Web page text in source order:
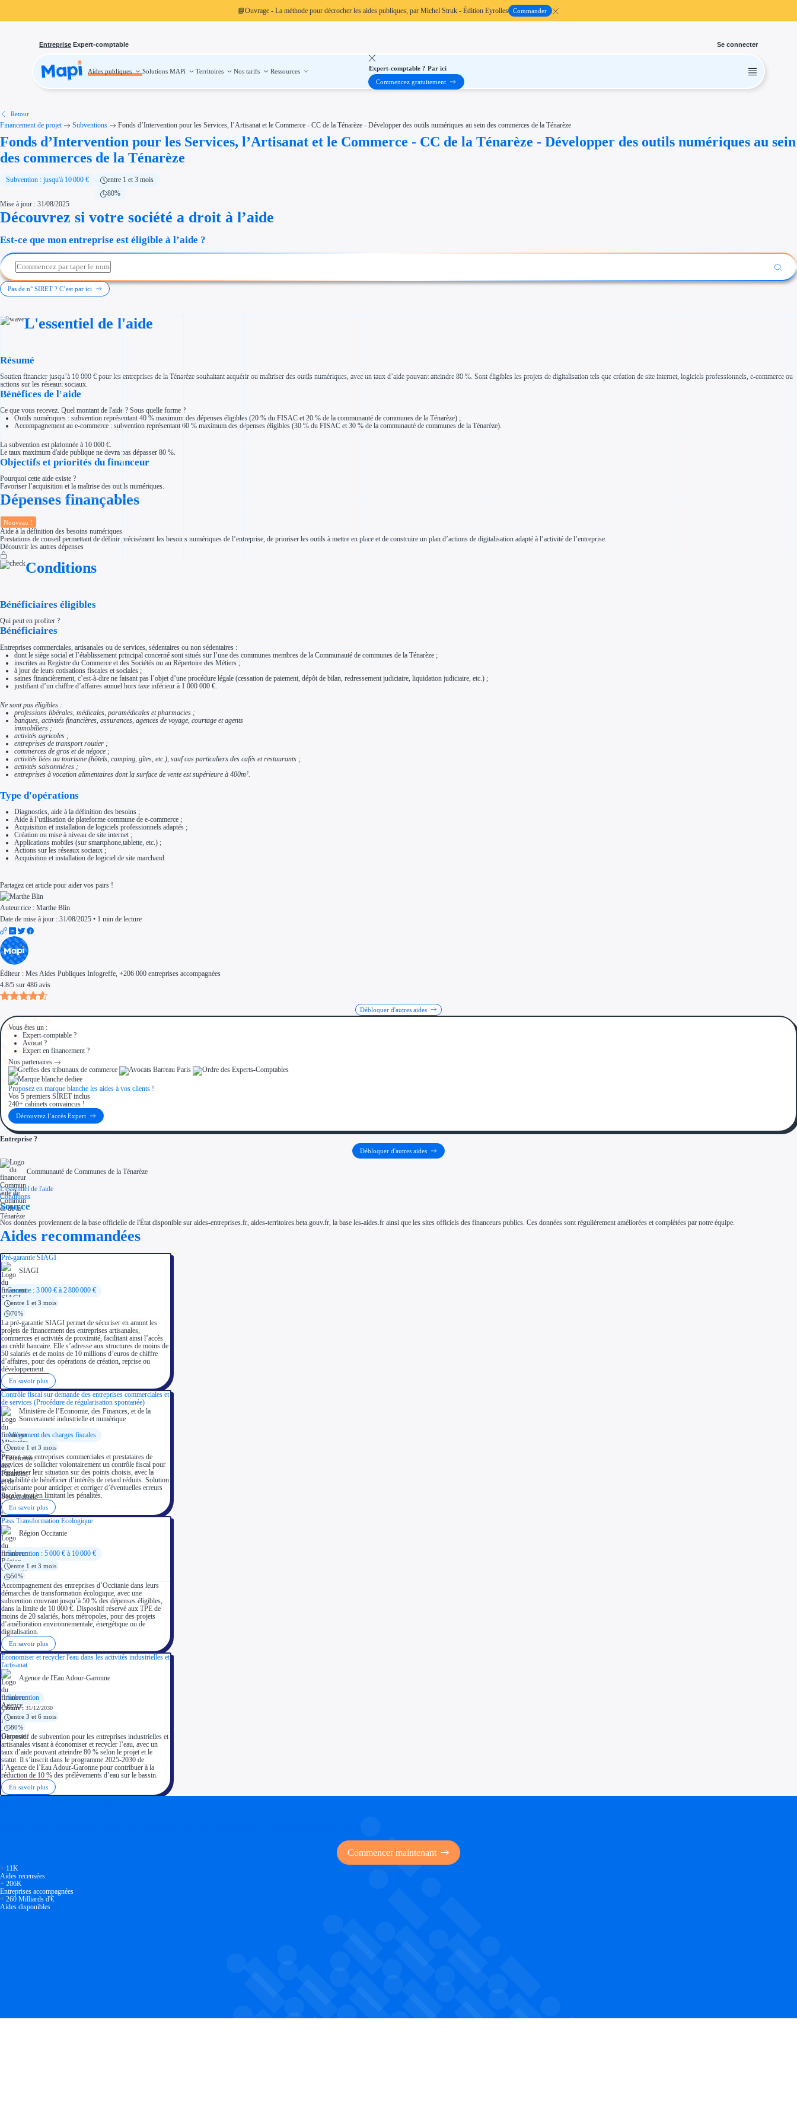
📘Ouvrage - La méthode pour décrocher les aides publiques, par Michel Struk - Édition Eyrolles Commander
Entreprise Expert-comptable Se connecter
Aides publiques Solutions MAPi Territoires Nos tarifs Ressources
Aides publiques
Investissement
Thématiques
Financement innovation
Transition écologique
Développement international
Transition numérique
Économies d'énergie et d'eau
Étapes de vie
Aides Ressources Humaines
Type de financements
Subventions
Concours entreprise
Réduction des coûts
Aides Fiscales et sociales
Prêt entreprise
Prêt d'honneur
Aides par organisme financeur
Aides Bpifrance
Solutions MAPi
Simulateur d'éligibilité
Trouvez des idées de dépenses éligibles
Quelles aides pour votre secteur ?
Territoires
Régions de A à H
Aides Région Auvergne-Rhône-Alpes
Aides Région Centre-Val de Loire
Aides Région Corse
Aides Région Grand-Est
Aides Région Île-de-France
Aides Région Normandie
Aides Région Nouvelle-Aquitaine
Aides Européennes
Nos tarifs
Recherche autonome
Accompagnement
Ressources
FAQ
Nos partenaires
Contactez-nous
Expert-comptable ? Par ici
Commencez gratuitement
Retour
Financement de projet Subventions Fonds d’Intervention pour les Services, l’Artisanat et le Commerce - CC de la Ténarèze - Développer des outils numériques au sein des commerces de la Ténarèze
Fonds d’Intervention pour les Services, l’Artisanat et le Commerce - CC de la Ténarèze - Développer des outils numériques au sein
des commerces de la Ténarèze
Subvention : jusqu'à 10 000 €
entre 1 et 3 mois
80%
Mise à jour : 31/08/2025
Découvrez si votre société a droit à l’aide
Est-ce que mon entreprise est éligible à l’aide ?
Pas de n° SIRET ? C’est par ici
L'essentiel de l'aide
Résumé
Soutien financier jusqu’à 10 000 € pour les entreprises de la Ténarèze souhaitant acquérir ou maîtriser des outils numériques, avec un taux d’aide pouvant atteindre 80 %. Sont éligibles les projets de digitalisation tels que création de site internet, logiciels professionnels, e-commerce ou
actions sur les réseaux sociaux.
Bénéfices de l’aide
Ce que vous recevez. Quel montant de l'aide ? Sous quelle forme ?
Outils numériques : subvention représentant 40 % maximum des dépenses éligibles (20 % du FISAC et 20 % de la communauté de communes de la Ténarèze) ;
Accompagnement au e-commerce : subvention représentant 60 % maximum des dépenses éligibles (30 % du FISAC et 30 % de la communauté de communes de la Ténarèze).
La subvention est plafonnée à 10 000 €.
Le taux maximum d'aide publique ne devra pas dépasser 80 %.
Objectifs et priorités du financeur
Pourquoi cette aide existe ?
Favoriser l’acquisition et la maîtrise des outils numériques.
Dépenses finançables
Nouveau !
Aide à la définition des besoins numériques
Prestations de conseil permettant de définir précisément les besoins numériques de l’entreprise, de prioriser les outils à mettre en place et de construire un plan d’actions de digitalisation adapté à l’activité de l’entreprise.
Découvrir les autres dépenses
Conditions
Bénéficiaires éligibles
Qui peut en profiter ?
Bénéficiaires
Entreprises commerciales, artisanales ou de services, sédentaires ou non sédentaires :
dont le siège social et l’établissement principal concerné sont situés sur l’une des communes membres de la Communauté de communes de la Ténarèze ;
inscrites au Registre du Commerce et des Sociétés ou au Répertoire des Métiers ;
à jour de leurs cotisations fiscales et sociales ;
saines financièrement, c’est-à-dire ne faisant pas l’objet d’une procédure légale (cessation de paiement, dépôt de bilan, redressement judiciaire, liquidation judiciaire, etc.) ;
justifiant d’un chiffre d’affaires annuel hors taxe inférieur à 1 000 000 €.
Ne sont pas éligibles :
professions libérales, médicales, paramédicales et pharmacies ;
banques, activités financières, assurances, agences de voyage, courtage et agents
immobiliers ;
activités agricoles ;
entreprises de transport routier ;
commerces de gros et de négoce ;
activités liées au tourisme (hôtels, camping, gîtes, etc.), sauf cas particuliers des cafés et restaurants ;
activités saisonnières ;
entreprises à vocation alimentaires dont la surface de vente est supérieure à 400m².
Type d'opérations
Diagnostics, aide à la définition des besoins ;
Aide à l’utilisation de plateforme commune de e-commerce ;
Acquisition et installation de logiciels professionnels adaptés ;
Création ou mise à niveau de site internet ;
Applications mobiles (sur smartphone,tablette, etc.) ;
Actions sur les réseaux sociaux ;
Acquisition et installation de logiciel de site marchand.
Partagez cet article pour aider vos pairs !
Auteur.rice : Marthe Blin
Date de mise à jour : 31/08/2025 • 1 min de lecture
Éditeur : Mes Aides Publiques Infogreffe , +206 000 entreprises accompagnées
4.8/5 sur 486 avis
Débloquer d'autres aides
Vous êtes un :
Expert-comptable ?
Avocat ?
Expert en financement ?
Nos partenaires
Proposez en marque blanche les aides à vos clients !
Vos 5 premiers SIRET inclus
240+ cabinets convaincus !
Découvrez l’accès Expert
Entreprise ?
Débloquer d'autres aides
Communauté de Communes de la Ténarèze
L'essentiel de l'aide
Conditions
Source
Nos données proviennent de la base officielle de l'État disponible sur aides-entreprises.fr, aides-territoires.beta.gouv.fr, la base les-aides.fr ainsi que les sites officiels des financeurs publics. Ces données sont régulièrement améliorées et complétées par notre équipe.
Aides recommandées
Pré-garantie SIAGI
SIAGI
Garantie : 3 000 € à 2 800 000 €
entre 1 et 3 mois
70%
La pré-garantie SIAGI permet de sécuriser en amont les
projets de financement des entreprises artisanales,
commerces et activités de proximité, facilitant ainsi l’accès
au crédit bancaire. Elle s’adresse aux structures de moins de
50 salariés et de moins de 10 millions d’euros de chiffre
d’affaires, pour des opérations de création, reprise ou
développement.
En savoir plus
Contrôle fiscal sur demande des entreprises commerciales et
de services (Procédure de régularisation spontanée)
Ministère de l’Economie, des Finances, et de la
Souveraineté industrielle et numérique
Allègement des charges fiscales
entre 1 et 3 mois
Permet aux entreprises commerciales et prestataires de
services de solliciter volontairement un contrôle fiscal pour
régulariser leur situation sur des points choisis, avec la
possibilité de bénéficier d’intérêts de retard réduits. Solution
sécurisante pour anticiper et corriger d’éventuelles erreurs
fiscales tout en limitant les pénalités.
En savoir plus
Pass Transformation Ecologique
Région Occitanie
Subvention : 5 000 € à 10 000 €
entre 1 et 3 mois
50%
Accompagnement des entreprises d’Occitanie dans leurs
démarches de transformation écologique, avec une
subvention couvrant jusqu’à 50 % des dépenses éligibles,
dans la limite de 10 000 €. Dispositif réservé aux TPE de
moins de 20 salariés, hors métropoles, pour des projets
d’amélioration environnementale, énergétique ou de
digitalisation.
En savoir plus
Économiser et recycler l'eau dans les activités industrielles et
l'artisanat
Agence de l'Eau Adour-Garonne
Subvention
Clôture : 31/12/2030
entre 3 et 6 mois
80%
Dispositif de subvention pour les entreprises industrielles et
artisanales visant à économiser et recycler l’eau, avec un
taux d’aide pouvant atteindre 80 % selon le projet et le
statut. Il s’inscrit dans le programme 2025-2030 de
l’Agence de l’Eau Adour-Garonne pour contribuer à la
réduction de 10 % des prélèvements d’eau sur le bassin.
En savoir plus
Commencer maintenant
+ 11K
Aides recensées
+ 206K
Entreprises accompagnées
+ 260 Milliards d'€
Aides disponibles